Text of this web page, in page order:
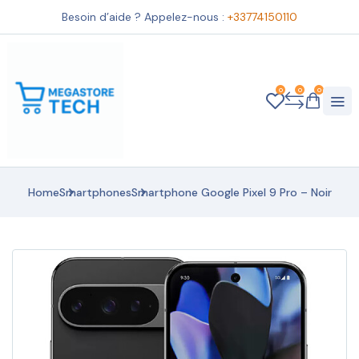
Besoin d’aide ? Appelez-nous : +33774150110
0 0 0
HomeSmartphonesSmartphone Google Pixel 9 Pro – Noir